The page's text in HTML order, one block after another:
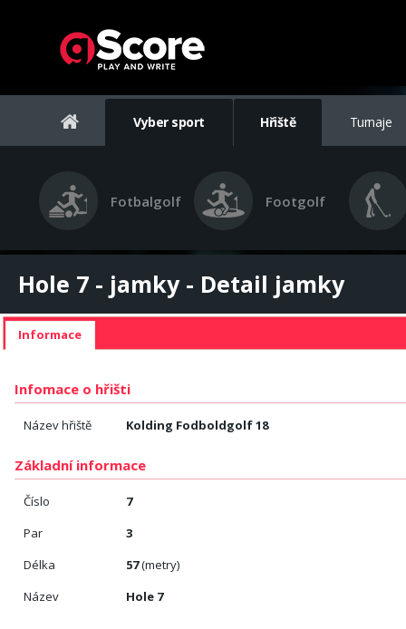
Vyber sport Hřiště Turnaje
Fotbalgolf Footgolf
Hole 7 - jamky - Detail jamky
Informace
Infomace o hřišti
Název hřiště Kolding Fodboldgolf 18
Základní informace
Číslo
7
Par
3
Délka
57(metry)
Název
Hole 7